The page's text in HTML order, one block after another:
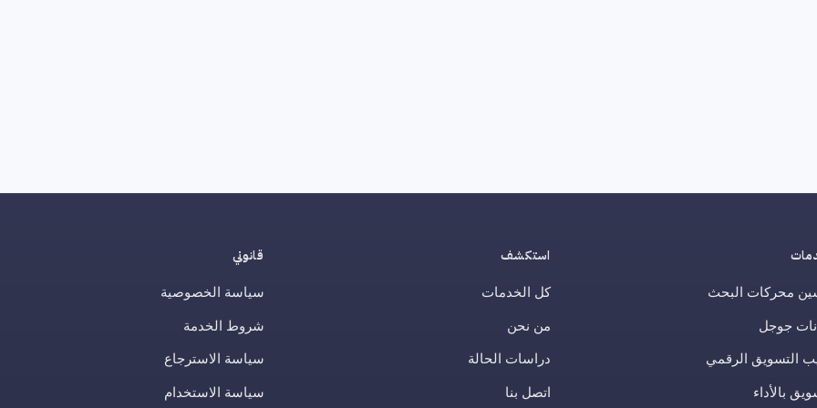
محركات البحث
جوجل
التسويق الرقمي
بالأداء
استكشف
كل الخدمات
من نحن
دراسات الحالة
اتصل بنا
قانوني
سياسة الخصوصية
شروط الخدمة
سياسة الاسترجاع
سياسة الاستخدام